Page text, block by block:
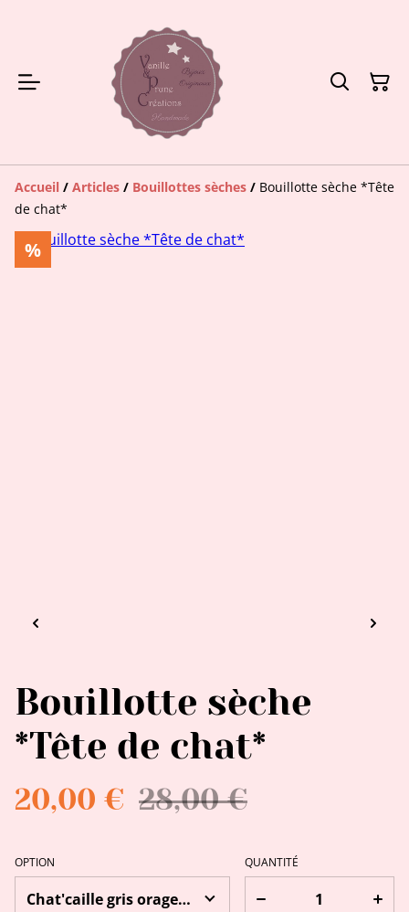
Accueil / Articles / Bouillottes sèches / Bouillotte sèche *Tête
de chat*
%
Bouillotte sèche
*Tête de chat*
20,00 € 28,00 €
OPTION QUANTITÉ